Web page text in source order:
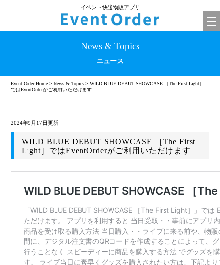
イベント快適物販アプリ
News & Topics
ニュース
Event Order Home >News & Topics > WILD BLUE DEBUT SHOWCASE ［The First Light］
ではEventOrderがご利用いただけます
2024年9月17日更新
WILD BLUE DEBUT SHOWCASE ［The First
Light］ではEventOrderがご利用いただけます